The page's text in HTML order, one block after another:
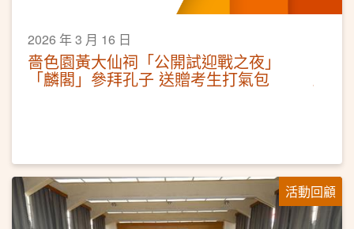
2026 年 3 月 16 日
嗇色園黃大仙祠「公開試迎戰之夜」
「麟閣」參拜孔子 送贈考生打氣包
活動回顧